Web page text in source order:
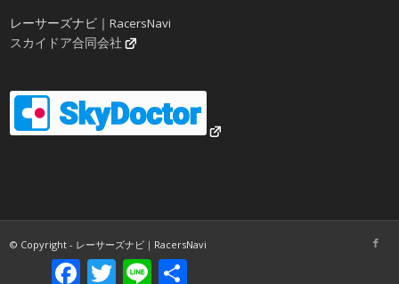
レーサーズナビ｜RacersNavi
スカイドア合同会社
© Copyright - レーサーズナビ｜RacersNavi
FacebookTwitterLine